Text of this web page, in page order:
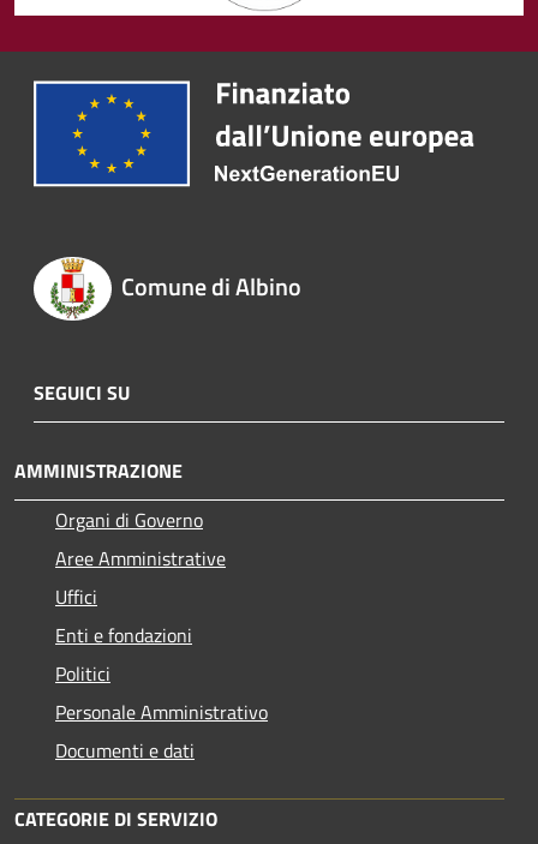
Comune di Albino
SEGUICI SU
AMMINISTRAZIONE
Organi di Governo
Aree Amministrative
Uffici
Enti e fondazioni
Politici
Personale Amministrativo
Documenti e dati
CATEGORIE DI SERVIZIO